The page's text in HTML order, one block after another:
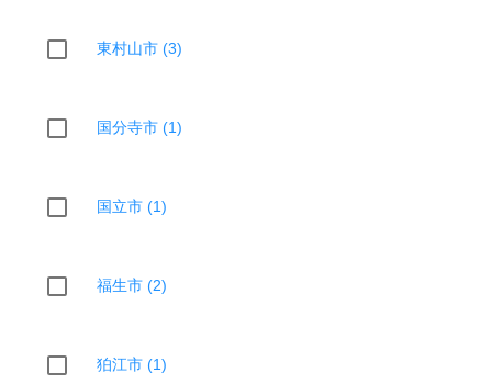
東村山市 (3)
国分寺市 (1)
国立市 (1)
福生市 (2)
狛江市 (1)